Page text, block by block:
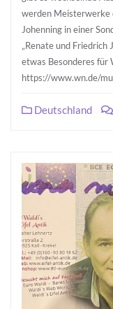
werden Meisterwerke
Johenning in einer
„Renate und Friedrich
etwas Besonderes für
https://www.wn.de/
Deutschland